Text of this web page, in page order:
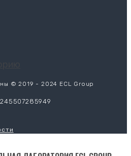
© 2019 - 2024 ECL Group